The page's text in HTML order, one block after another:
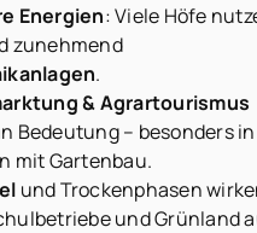
Energien: Viele Höfe
zunehmend
.
& Agrartourismus
Bedeutung – besonders in
mit Gartenbau.
und Trockenphasen
und Grünland